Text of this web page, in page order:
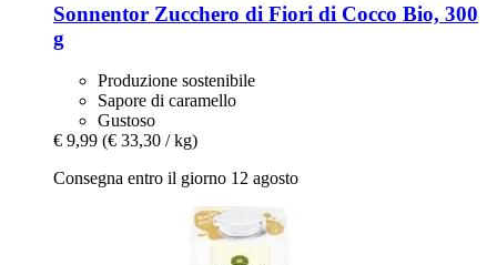
Sonnentor Zucchero di Fiori di Cocco Bio, 300
g
Produzione sostenibile
Sapore di caramello
Gustoso
€ 9,99 (€ 33,30 / kg)
Consegna entro il giorno 12 agosto